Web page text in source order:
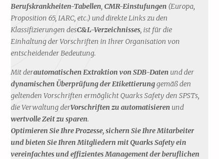
Berufskrankheiten-Tabellen,CMR-Einstufungen (Europa,
Proposition 65, IARC, etc.) und direkte Links zu den
Klassifizierungen desC&L-Verzeichnisses, ist für die
Einhaltung der Vorschriften in Ihrer Organisation von
entscheidender Bedeutung.
Mit derautomatischen Extraktion von SDB-Daten und der
dynamischen Überprüfung der Etikettierunggemäß den
geltenden Vorschriften ermöglicht Quarks Safety den SPSTs,
die Verwaltung derVorschriften zu automatisieren und
wertvolle Zeit zu sparen.
Optimieren Sie Ihre Prozesse, sichern Sie Ihre Mitarbeiter
und bieten Sie Ihren Mitgliedern mit Quarks Safety ein
vereinfachtes und effizientes Management der beruflichen